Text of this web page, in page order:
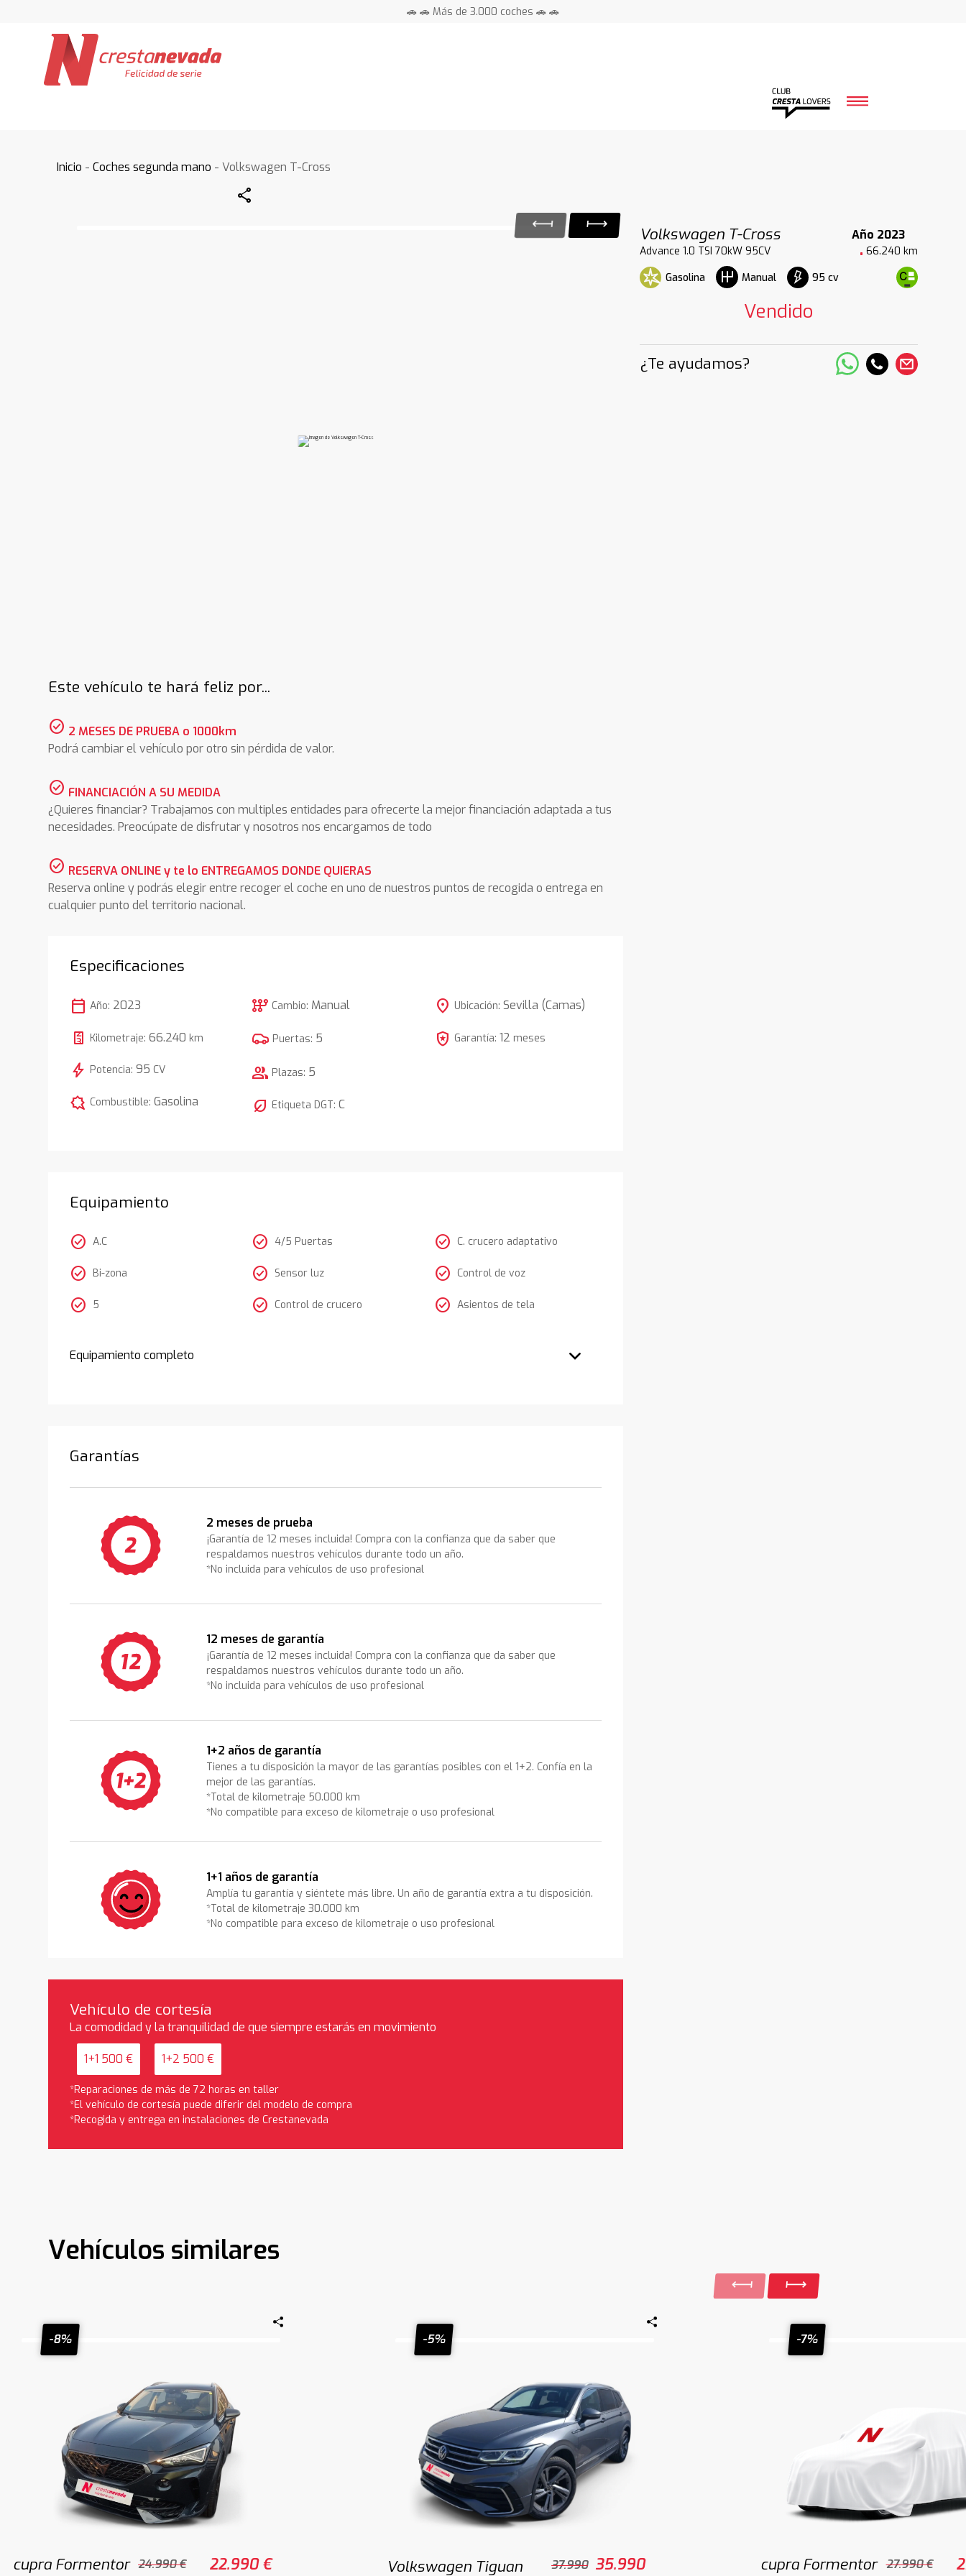
🚗 🚗 Más de 3.000 coches 🚗 🚗
Inicio -Coches segunda mano - Volkswagen T-Cross
Share
Volkswagen T-Cross
Año 2023
Advance 1.0 TSI 70kW 95CV
66.240 km
Gasolina
Manual 95 cv
Vendido
¿Te ayudamos?
Este vehículo te hará feliz por...
check_circle 2 MESES DE PRUEBA o 1000km
Podrá cambiar el vehículo por otro sin pérdida de valor.
check_circle FINANCIACIÓN A SU MEDIDA
¿Quieres financiar? Trabajamos con multiples entidades para ofrecerte la mejor financiación adaptada a tus
necesidades. Preocúpate de disfrutar y nosotros nos encargamos de todo
check_circle RESERVA ONLINE y te lo ENTREGAMOS DONDE QUIERAS
Reserva online y podrás elegir entre recoger el coche en uno de nuestros puntos de recogida o entrega en
cualquier punto del territorio nacional.
Especificaciones
calendar_today Año: 2023
Kilometraje:66.240 km
bolt Potencia:95 CV
comic_bubble Combustible:Gasolina
auto_transmission Cambio: Manual
Puertas: 5
group Plazas: 5
nest_eco_leaf Etiqueta DGT:C
location_on Ubicación: Sevilla (Camas)
local_police Garantía: 12 meses
Equipamiento
check_circle A.C
check_circle Bi-zona
check_circle 5
check_circle 4/5 Puertas
check_circle Sensor luz
check_circle Control de crucero
check_circle C. crucero adaptativo
check_circle Control de voz
check_circle Asientos de tela
Equipamiento completo
Garantías
2 meses de prueba
¡Garantía de 12 meses incluida! Compra con la confianza que da saber que
respaldamos nuestros vehículos durante todo un año.
*No incluida para vehículos de uso profesional
12 meses de garantía
¡Garantía de 12 meses incluida! Compra con la confianza que da saber que
respaldamos nuestros vehículos durante todo un año.
*No incluida para vehículos de uso profesional
1+2 años de garantía
Tienes a tu disposición la mayor de las garantías posibles con el 1+2. Confía en la
mejor de las garantías.
*Total de kilometraje 50.000 km
*No compatible para exceso de kilometraje o uso profesional
1+1 años de garantía
Amplía tu garantía y siéntete más libre. Un año de garantía extra a tu disposición.
*Total de kilometraje 30.000 km
*No compatible para exceso de kilometraje o uso profesional
Vehículo de cortesía
La comodidad y la tranquilidad de que siempre estarás en movimiento
1+1 500 € 1+2 500 €
*Reparaciones de más de 72 horas en taller
*El vehículo de cortesía puede diferir del modelo de compra
*Recogida y entrega en instalaciones de Crestanevada
Vehículos similares
-8%
cupra Formentor 24.990 € 22.990 €
-5%
Volkswagen Tiguan
37.990 35.990
-7%
cupra Formentor 27.990 €